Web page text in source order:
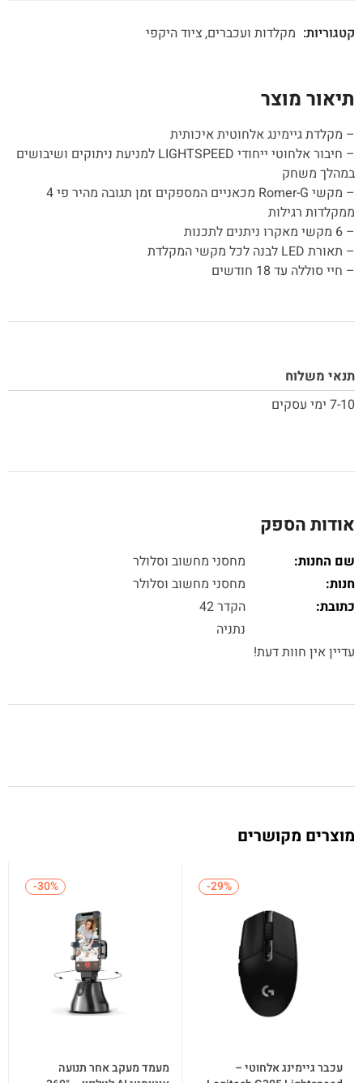
קטגוריות: מקלדות ועכברים ציוד היקפי
תיאור מוצר
– מקלדת גיימינג אלחוטית איכותית
– חיבור אלחוטי ייחודי LIGHTSPEED למניעת ניתוקים ושיבושים
במהלך משחק
– מקשי Romer-G מכאניים המספקים זמן תגובה מהיר פי 4
ממקלדות רגילות
– 6 מקשי מאקרו ניתנים לתכנות
– תאורת LED לבנה לכל מקשי המקלדת
– חיי סוללה עד 18 חודשים
תנאי משלוח
7-10 ימי עסקים
אודות הספק
שם החנות:
מחסני מחשוב וסלולר
חנות:
מחסני מחשוב וסלולר
כתובת:
הקדר 42
נתניה
עדיין אין חוות דעת!
מוצרים מקושרים
-29%
עכבר גיימינג אלחוטי –
-30%
מעמד מעקב אחר תנועה